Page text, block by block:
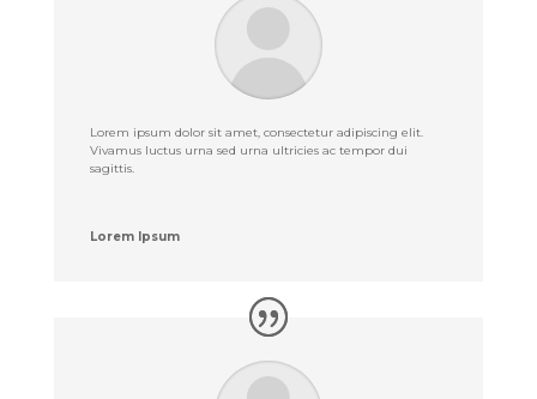
Lorem ipsum dolor sit amet, consectetur adipiscing elit.
Vivamus luctus urna sed urna ultricies ac tempor dui
sagittis.
Lorem Ipsum